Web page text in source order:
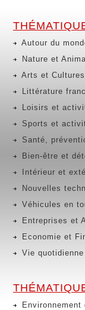
Autour du
Nature et
Arts et Cultures
Littérature
Loisirs et
Sports et
Santé,
Bien-être et
Intérieur et
Nouvelles
Véhicules en
Entreprises et
Economie et
Vie quotidienne
Environnement